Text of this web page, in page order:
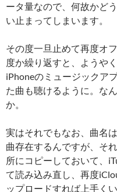
ータ量なので、何故かど
い止まってしまいます。
その度一旦止めて再度オ
度か繰り返すと、ようや
iPhoneのミュージックア
た曲も聴けるように。な
か。
実はそれでもなお、曲名
曲存在するんですが、そ
所にコピーしておいて、
て読み込み直し、再度
ップロードすれば上手く